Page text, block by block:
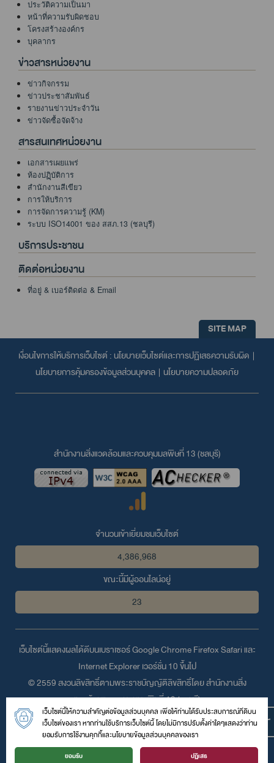
ประวัติความเป็นมา
หน้าที่ความรับผิดชอบ
โครงสร้างองค์กร
บุคลากร
ข่าวสารหน่วยงาน
ข่าวกิจกรรม
ข่าวประชาสัมพันธ์
รายงานข่าวประจำวัน
ข่าวจัดซื้อจัดจ้าง
สารสนเทศหน่วยงาน
เอกสารเผยแพร่
ห้องปฏฺิบัติการ
สำนักงานสีเขียว
การให้บริการ
การจัดการความรู้ (KM)
ระบบ ISO14001 ของ สสภ.13 (ชลบุรี)
บริการประชาชน
ติดต่อหน่วยงาน
ที่อยู่ & เบอร์ติดต่อ & Email
SITE MAP
เงื่อนไขการให้บริการเว็บไซต์ : นโยบายเว็บไซต์และการปฏิเสธความรับผิด |
นโยบายการคุ้มครองข้อมูลส่วนบุคคล | นโยบายความปลอดภัย
สำนักงานสิ่งแวดล้อมและควบคุมมลพิษที่ 13 (ชลบุรี)
จำนวนเข้าเยี่ยมชมเว็บไซต์
4,386,968
ขณะนี้มีผู้ออนไลน์อยู่
23
เว็บไซต์นี้แสดงผลได้ดีบนเบราเซอร์Google ChromeFirefoxSafariและ
Internet Explorerเวอร์ชั่น 10 ขึ้นไป
© 2559 สงวนลิขสิทธิ์ตามพระราชบัญญัติลิขสิทธิ์โดย สำนักงานสิ่ง
แวดล้อมและควบคุมมลพิษที่ 13 (ชลบุรี)
เลขที่ 31/2 หมู่ 4 ถนนพระยาสัจจา ตำบลบ้านสวน อำเภอเมือง จังหวัด
ชลบุรี 20000
โทรศัพท์ :038-282381| โทรสาร : 038-282381 | อีเมล์ :
เว็บไซต์นี้ให้ความสำคัญต่อข้อมูลส่วนบุคคล เพื่อให้ท่านได้รับประสบการณ์ที่ดีบน
เว็บไซต์ของเรา หากท่านใช้บริการเว็บไซต์นี้ โดยไม่มีการปรับตั้งค่าใดๆแสดงว่าท่าน
ยอมรับการใช้งานคุกกี้และนโยบายข้อมูลส่วนบุคคลของเรา
ยอมรับ ปฏิเสธ